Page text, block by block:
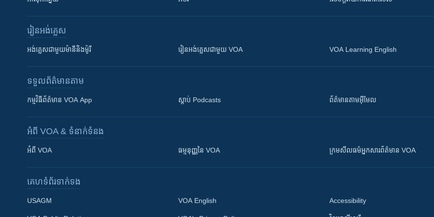
រៀន​​អង់គ្លេស
អង់គ្លេស​ជាមួយ​ម៉ានី​និង​ម៉ូរី រៀន​​​​​​អង់គ្លេស​​ជាមួយ VOA VOA Learning English
ទទួល​ព័ត៌មាន​តាម
កម្មវិធី​ព័ត៌មាន VOA App ស្តាប់ Podcasts ព័ត៌មាន​តាម​អ៊ីមែល
អំពី​ VOA & ទំនាក់ទំនង
អំពី​ VOA ធម្មនុញ្ញ​នៃ VOA ក្រម​​​សីលធម៌​​​អ្នក​​​សារព័ត៌មាន VOA
គេហទំព័រ​​ទាក់ទង
USAGM VOA English Accessibility